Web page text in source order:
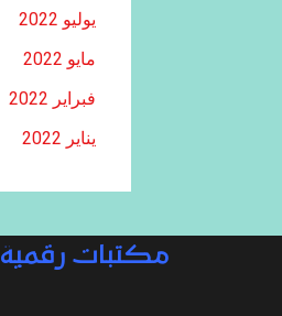
يوليو 2022
مايو 2022
فبراير 2022
يناير 2022
مكتبات رقمية